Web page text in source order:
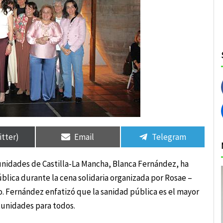
Compartir
en
Email
en
Telegram
de Castilla-La Mancha, Blanca Fernández, ha
durante la cena solidaria organizada por Rosae –
Fernández enfatizó que la sanidad pública es el mayor
para todos.
Compartir
en en